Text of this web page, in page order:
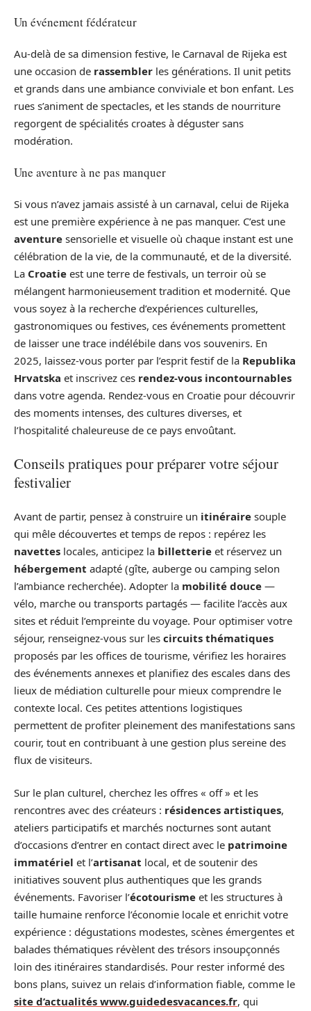
Un événement fédérateur
Au-delà de sa dimension festive, le Carnaval de Rijeka est
une occasion de rassembler les générations. Il unit petits
et grands dans une ambiance conviviale et bon enfant. Les
rues s’animent de spectacles, et les stands de nourriture
regorgent de spécialités croates à déguster sans
modération.
Une aventure à ne pas manquer
Si vous n’avez jamais assisté à un carnaval, celui de Rijeka
est une première expérience à ne pas manquer. C’est une
aventure sensorielle et visuelle où chaque instant est une
célébration de la vie, de la communauté, et de la diversité.
La Croatie est une terre de festivals, un terroir où se
mélangent harmonieusement tradition et modernité. Que
vous soyez à la recherche d’expériences culturelles,
gastronomiques ou festives, ces événements promettent
de laisser une trace indélébile dans vos souvenirs. En
2025, laissez-vous porter par l’esprit festif de la Republika
Hrvatska et inscrivez ces rendez-vous incontournables
dans votre agenda. Rendez-vous en Croatie pour découvrir
des moments intenses, des cultures diverses, et
l’hospitalité chaleureuse de ce pays envoûtant.
Conseils pratiques pour préparer votre séjour
festivalier
Avant de partir, pensez à construire un itinéraire souple
qui mêle découvertes et temps de repos : repérez les
navettes locales, anticipez la billetterie et réservez un
hébergement adapté (gîte, auberge ou camping selon
l’ambiance recherchée). Adopter la mobilité douce —
vélo, marche ou transports partagés — facilite l’accès aux
sites et réduit l’empreinte du voyage. Pour optimiser votre
séjour, renseignez-vous sur les circuits thématiques
proposés par les offices de tourisme, vérifiez les horaires
des événements annexes et planifiez des escales dans des
lieux de médiation culturelle pour mieux comprendre le
contexte local. Ces petites attentions logistiques
permettent de profiter pleinement des manifestations sans
courir, tout en contribuant à une gestion plus sereine des
flux de visiteurs.
Sur le plan culturel, cherchez les offres « off » et les
rencontres avec des créateurs : résidences artistiques,
ateliers participatifs et marchés nocturnes sont autant
d’occasions d’entrer en contact direct avec le patrimoine
immatériel et l’artisanat local, et de soutenir des
initiatives souvent plus authentiques que les grands
événements. Favoriser l’écotourisme et les structures à
taille humaine renforce l’économie locale et enrichit votre
expérience : dégustations modestes, scènes émergentes et
balades thématiques révèlent des trésors insoupçonnés
loin des itinéraires standardisés. Pour rester informé des
bons plans, suivez un relais d’information fiable, comme le
site d’actualités www.guidedesvacances.fr, qui